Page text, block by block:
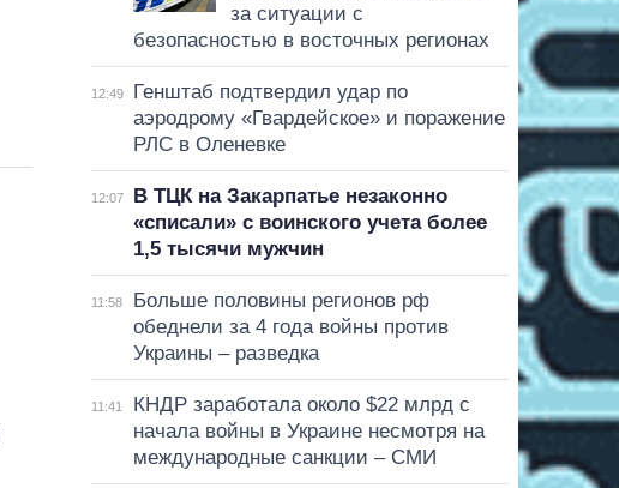
за ситуации с
безопасностью в восточных регионах
12:49
Генштаб подтвердил удар по
аэродрому «Гвардейское» и поражение
РЛС в Оленевке
12:07
В ТЦК на Закарпатье незаконно
«списали» с воинского учета более
1,5 тысячи мужчин
11:58
Больше половины регионов рф
обеднели за 4 года войны против
Украины – разведка
11:41
КНДР заработала около $22 млрд с
начала войны в Украине несмотря на
международные санкции – СМИ